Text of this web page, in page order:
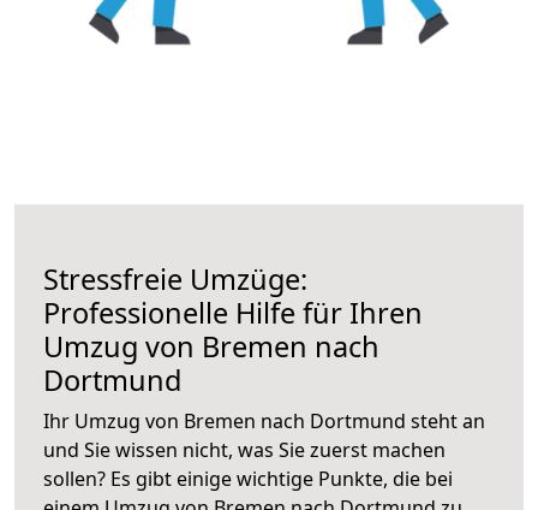
Stressfreie Umzüge:
Professionelle Hilfe für Ihren
Umzug von Bremen nach
Dortmund
Ihr Umzug von Bremen nach Dortmund steht an
und Sie wissen nicht, was Sie zuerst machen
sollen? Es gibt einige wichtige Punkte, die bei